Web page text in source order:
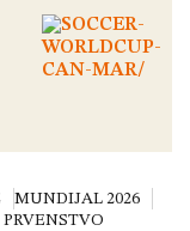
MUNDIJAL 2026